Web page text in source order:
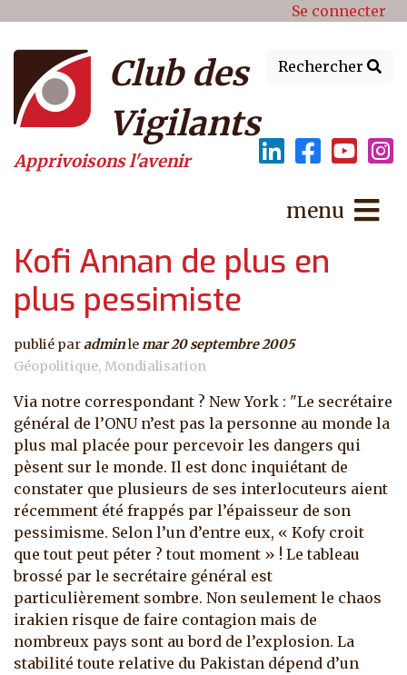
Menu du compte de Se connecter
Rechercher
Club des
Vigilants
Apprivoisons l'avenir
menu
Kofi Annan de plus en
plus pessimiste
publié paradminlemar 20 septembre 2005
Géopolitique Mondialisation
Via notre correspondant ? New York : "Le secrétaire
général de l’ONU n’est pas la personne au monde la
plus mal placée pour percevoir les dangers qui
pèsent sur le monde. Il est donc inquiétant de
constater que plusieurs de ses interlocuteurs aient
récemment été frappés par l’épaisseur de son
pessimisme. Selon l’un d’entre eux, « Kofy croit
que tout peut péter ? tout moment » ! Le tableau
brossé par le secrétaire général est
particulièrement sombre. Non seulement le chaos
irakien risque de faire contagion mais de
nombreux pays sont au bord de l’explosion. La
stabilité toute relative du Pakistan dépend d’un